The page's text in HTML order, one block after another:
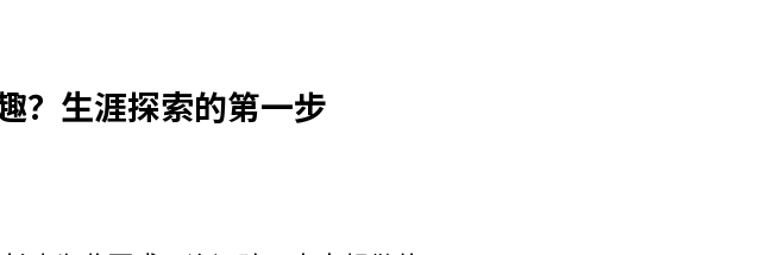
？生涯探索的第一步